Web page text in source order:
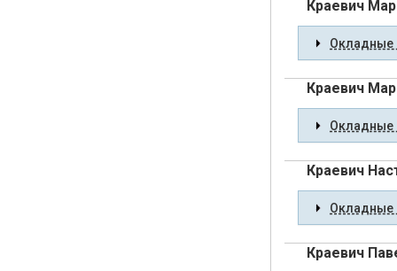
Краевич
Окладные
Краевич
Окладные
Краевич
Окладные
Краевич